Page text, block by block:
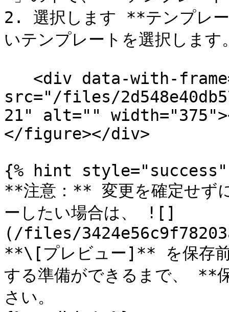
2. 選択します **テンプレ
いテンプレートを選択します
src="/files/
21" alt=""
</figure></div>
{% hint style="success"
**注意：** 変更を確定せず
ーしたい場合は、 ![]
(/files/
**\[プレビュー]** を保存前
する準備ができるまで、 **
さい。